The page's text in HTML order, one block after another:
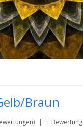
braun
+ Bewertung